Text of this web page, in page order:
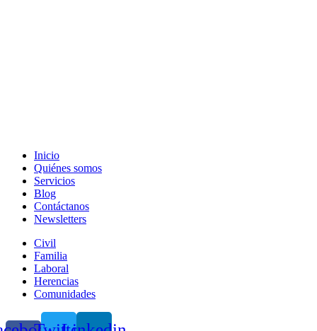
Inicio
Quiénes somos
Servicios
Blog
Contáctanos
Newsletters
Civil
Familia
Laboral
Herencias
Comunidades